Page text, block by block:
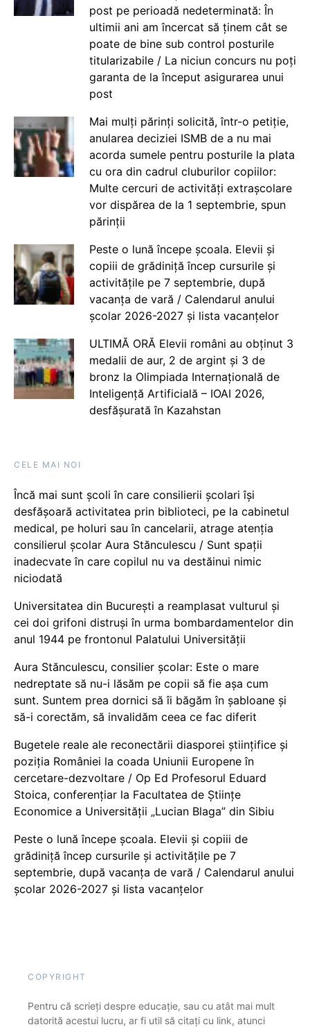
post pe perioadă nedeterminată: În
ultimii ani am încercat să ținem cât se
poate de bine sub control posturile
titularizabile / La niciun concurs nu poți
garanta de la început asigurarea unui
post
Mai mulți părinți solicită, într-o petiție,
anularea deciziei ISMB de a nu mai
acorda sumele pentru posturile la plata
cu ora din cadrul cluburilor copiilor:
Multe cercuri de activități extrașcolare
vor dispărea de la 1 septembrie, spun
părinții
Peste o lună începe școala. Elevii și
copiii de grădiniță încep cursurile și
activitățile pe 7 septembrie, după
vacanța de vară / Calendarul anului
școlar 2026-2027 și lista vacanțelor
ULTIMĂ ORĂ Elevii români au obținut 3
medalii de aur, 2 de argint și 3 de
bronz la Olimpiada Internațională de
Inteligență Artificială – IOAI 2026,
desfășurată în Kazahstan
CELE MAI NOI
Încă mai sunt școli în care consilierii școlari își
desfășoară activitatea prin biblioteci, pe la cabinetul
medical, pe holuri sau în cancelarii, atrage atenția
consilierul școlar Aura Stănculescu / Sunt spații
inadecvate în care copilul nu va destăinui nimic
niciodată
Universitatea din București a reamplasat vulturul și
cei doi grifoni distruși în urma bombardamentelor din
anul 1944 pe frontonul Palatului Universității
Aura Stănculescu, consilier școlar: Este o mare
nedreptate să nu-i lăsăm pe copii să fie așa cum
sunt. Suntem prea dornici să îi băgăm în șabloane și
să-i corectăm, să invalidăm ceea ce fac diferit
Bugetele reale ale reconectării diasporei științifice și
poziția României la coada Uniunii Europene în
cercetare-dezvoltare / Op Ed Profesorul Eduard
Stoica, conferențiar la Facultatea de Științe
Economice a Universității „Lucian Blaga” din Sibiu
Peste o lună începe școala. Elevii și copiii de
grădiniță încep cursurile și activitățile pe 7
septembrie, după vacanța de vară / Calendarul anului
școlar 2026-2027 și lista vacanțelor
COPYRIGHT
Pentru că scrieți despre educație, sau cu atât mai mult
datorită acestui lucru, ar fi util să citați cu link, atunci